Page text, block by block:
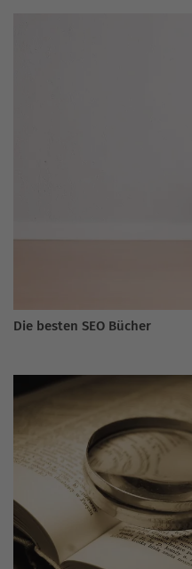
Die besten SEO Bücher